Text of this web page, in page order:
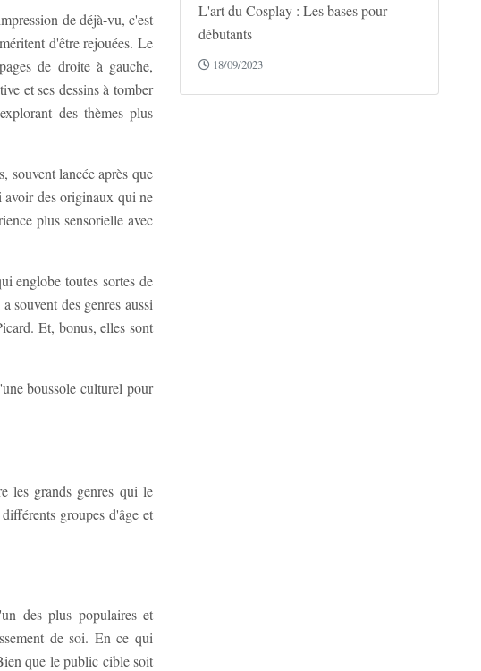
de déjà-vu, c'est
d'être rejouées. Le
de droite à gauche,
et ses dessins à tomber
des thèmes plus
souvent lancée après que
avoir des originaux qui ne
plus sensorielle avec
englobe toutes sortes de
souvent des genres aussi
Et, bonus, elles sont
boussole culturel pour
les grands genres qui le
groupes d'âge et
des plus populaires et
de soi. En ce qui
que le public cible soit
L'art du Cosplay : Les bases pour
débutants
18/09/2023